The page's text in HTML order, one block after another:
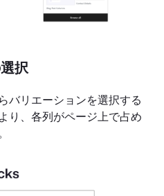
択
バリエーションを選択する
り、各列がページ上で占め